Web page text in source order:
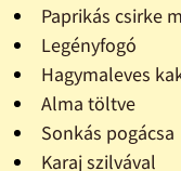
Paprikás csirke
Legényfogó
Hagymaleves
Alma töltve
Sonkás pogácsa
Karaj szilvával